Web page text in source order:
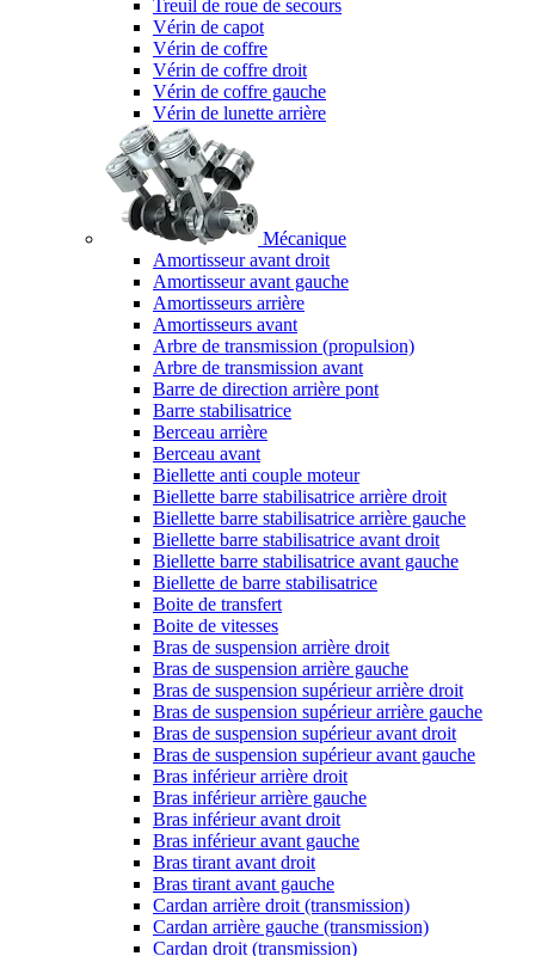
Treuil de roue de secours
Vérin de capot
Vérin de coffre
Vérin de coffre droit
Vérin de coffre gauche
Vérin de lunette arrière
Mécanique
Amortisseur avant droit
Amortisseur avant gauche
Amortisseurs arrière
Amortisseurs avant
Arbre de transmission (propulsion)
Arbre de transmission avant
Barre de direction arrière pont
Barre stabilisatrice
Berceau arrière
Berceau avant
Biellette anti couple moteur
Biellette barre stabilisatrice arrière droit
Biellette barre stabilisatrice arrière gauche
Biellette barre stabilisatrice avant droit
Biellette barre stabilisatrice avant gauche
Biellette de barre stabilisatrice
Boite de transfert
Boite de vitesses
Bras de suspension arrière droit
Bras de suspension arrière gauche
Bras de suspension supérieur arrière droit
Bras de suspension supérieur arrière gauche
Bras de suspension supérieur avant droit
Bras de suspension supérieur avant gauche
Bras inférieur arrière droit
Bras inférieur arrière gauche
Bras inférieur avant droit
Bras inférieur avant gauche
Bras tirant avant droit
Bras tirant avant gauche
Cardan arrière droit (transmission)
Cardan arrière gauche (transmission)
Cardan droit (transmission)